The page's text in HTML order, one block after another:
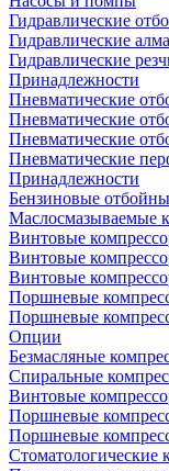
Гидравлические
Гидравлические
Гидравлические
Принадлежности
Пневматические
Пневматические
Пневматические
Пневматические
Принадлежности
Бензиновые
Маслосмазываемые
Винтовые
Винтовые
Винтовые
Поршневые
Поршневые
Опции
Безмасляные
Спиральные
Винтовые
Поршневые
Поршневые
Стоматологические